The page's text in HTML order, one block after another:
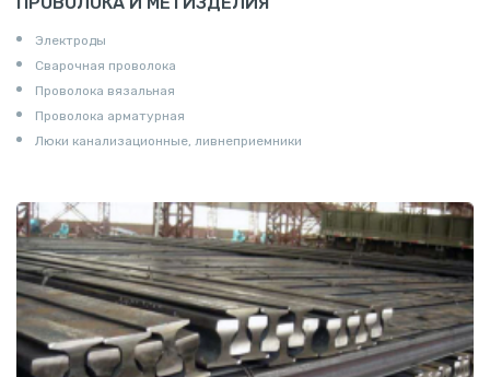
Электроды
Сварочная проволока
Проволока вязальная
Проволока арматурная
Люки канализационные, ливнеприемники